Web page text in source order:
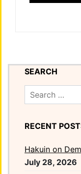
SEARCH
Search
for:
RECENT
Hakuin on
July 28, 2026